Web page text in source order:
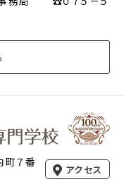
７番
アクセス